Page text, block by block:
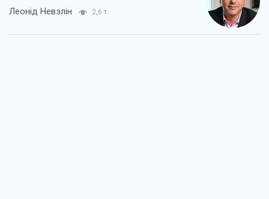
Леонід Невзлін 2,6 т.